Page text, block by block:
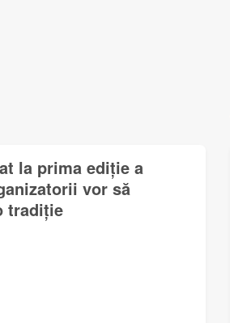
la prima ediție a
vor să
tradiție